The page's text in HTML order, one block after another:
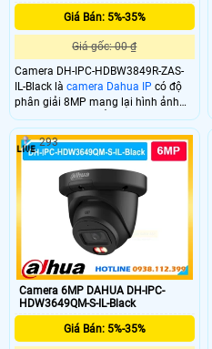
Giá Bán: 5%-35%
Giá gốc: 00 ₫
Camera DH-IPC-HDBW3849R-ZAS-
IL-Black là camera Dahua IP có độ
phân giải 8MP mang lại hình ảnh
sắc nét vượt trội. Ống kính zoom
2.7–13.5mm điều chỉnh linh hoạt
góc nhìn. Công nghệ WDR 120dB
cân bằng sáng hiệu quả kết hợp đèn
hồng ngoại và ánh sáng ấm tầm xa
50m đảm bảo giám sát rõ ràng cả
ngày lẫn đêm.
Camera 6MP DAHUA DH-IPC-
HDW3649QM-S-IL-Black
Giá Bán: 5%-35%
293